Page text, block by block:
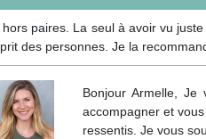
paires. La seul à avoir vu
des personnes. Je la
Bonjour Armelle,
accompagner et
ressentis. Je vous